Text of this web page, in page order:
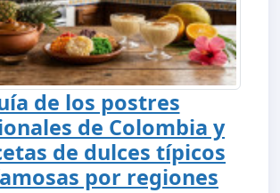
de los postres
de Colombia y
de dulces típicos
por regiones